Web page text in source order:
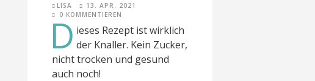
LISA
13. APR. 2021
0 KOMMENTIEREN
D ieses Rezept ist wirklich
der Knaller. Kein Zucker,
nicht trocken und gesund
auch noch!